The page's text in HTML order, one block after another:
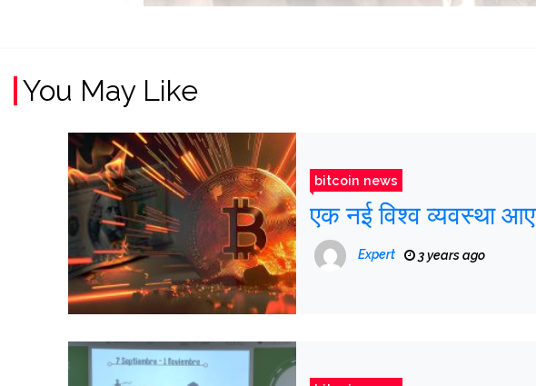
You May Like
bitcoin news
एक नई विश्व व्यवस्था
Expert 3 years ago